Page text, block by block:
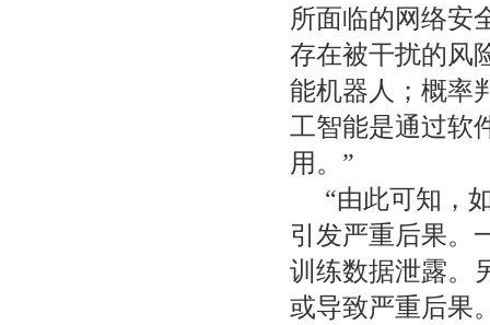
所面临的网络安
存在被干扰的风
能机器人；概率
工智能是通过软
用。”
“由此可知，
引发严重后果。
训练数据泄露。
或导致严重后果